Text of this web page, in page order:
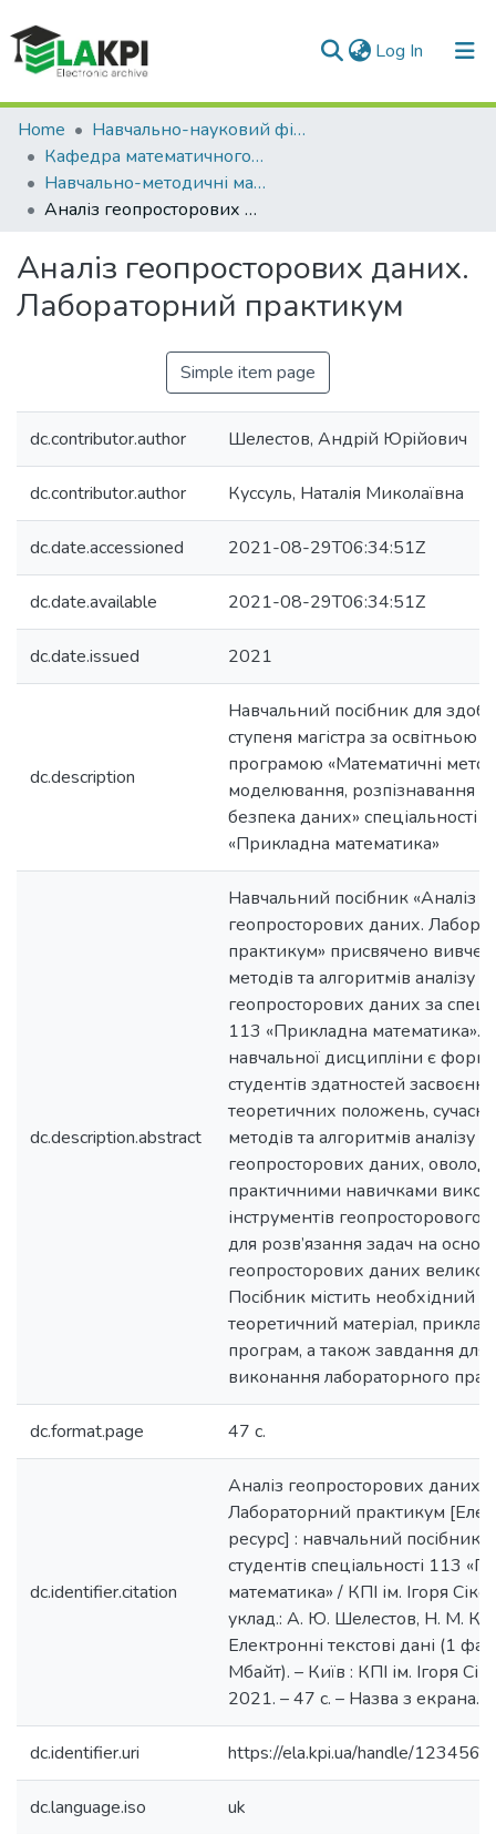
Log In (current)
Communities & Collections
All of DSpace
Statistics
Home
Навчально-науковий фізико-технічний інститут (НН ФТІ)
Кафедра математичного моделювання та аналізу даних (ММАД)
Навчально-методичні матеріали (ММАД)
Аналіз геопросторових даних. Лабораторний практикум
Аналіз геопросторових даних.
Лабораторний практикум
Simple item page
dc.contributor.author Шелестов, Андрiй Юрiйович
dc.contributor.author Куссуль, Наталія Миколаївна
dc.date.accessioned 2021-08-29T06:34:51Z
dc.date.available 2021-08-29T06:34:51Z
dc.date.issued 2021
dc.description
Навчальний посібник для
ступеня магістра за освітньою
програмою «Математичні
моделювання, розпізнавання
безпека даних» спеціальності
«Прикладна математика»
dc.description.abstract
Навчальний посібник «Аналіз
геопросторових даних.
практикум» присвячено
методів та алгоритмів аналізу
геопросторових даних за
113 «Прикладна математика».
навчальної дисципліни є
студентів здатностей засвоєння
теоретичних положень,
методів та алгоритмів аналізу
геопросторових даних,
практичними навичками
інструментів геопросторового
для розв’язання задач на основі
геопросторових даних
Посібник містить необхідний
теоретичний матеріал,
програм, а також завдання для
виконання лабораторного
dc.format.page 47 с.
dc.identifier.citation
Аналіз геопросторових даних.
Лабораторний практикум
ресурс] : навчальний посібник
студентів спеціальності 113
математика» / КПІ ім. Ігоря
уклад.: А. Ю. Шелестов, Н. М.
Електронні текстові дані (1
Мбайт). – Київ : КПІ ім. Ігоря
2021. – 47 с. – Назва з екрана.
dc.identifier.uri https://ela.kpi.ua/handle/
dc.language.iso uk